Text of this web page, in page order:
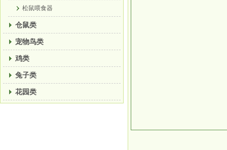
松鼠喂食器
仓鼠类
宠物鸟类
鸡类
兔子类
花园类